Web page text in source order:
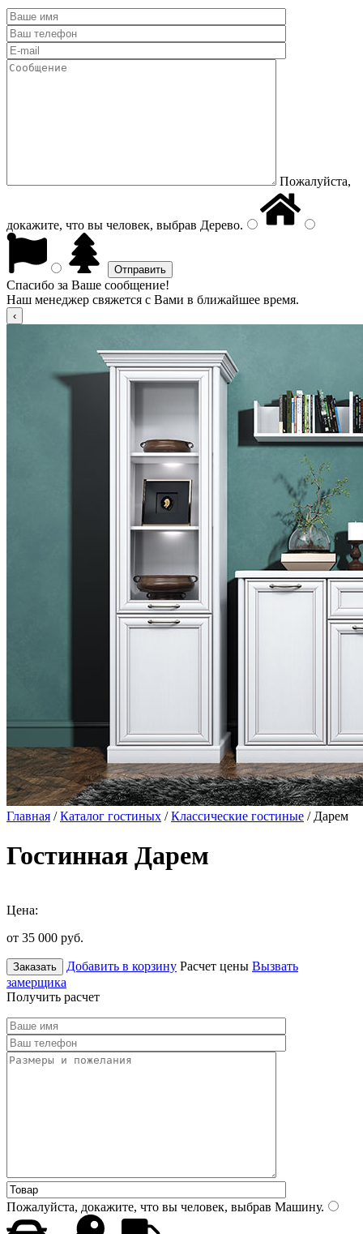
Пожалуйста,
докажите, что вы человек, выбрав Дерево.
Спасибо за Ваше сообщение!
Наш менеджер свяжется с Вами в ближайшее время.
Главная /Каталог гостиных /Классические гостиные / Дарем
Гостинная Дарем
Цена:
от 35 000 руб.
Заказать Добавить в корзину Расчет цены Вызвать
замерщика
Получить расчет
Пожалуйста, докажите, что вы человек, выбрав Машину.